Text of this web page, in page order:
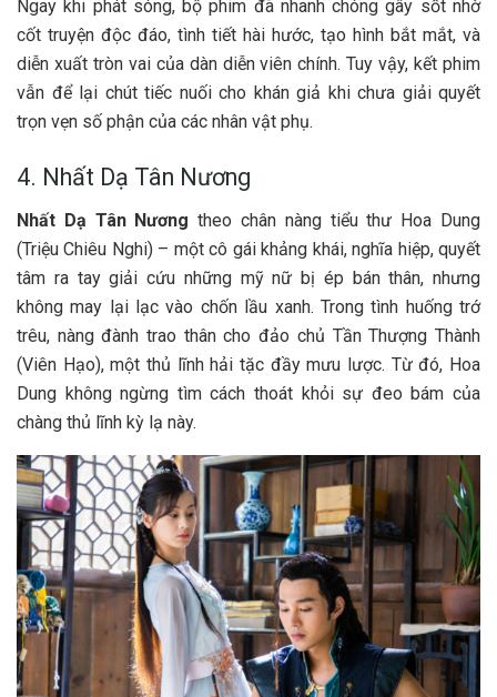
Ngay khi phát sóng, bộ phim đã nhanh chóng gây sốt nhờ
cốt truyện độc đáo, tình tiết hài hước, tạo hình bắt mắt, và
diễn xuất tròn vai của dàn diễn viên chính. Tuy vậy, kết phim
vẫn để lại chút tiếc nuối cho khán giả khi chưa giải quyết
trọn vẹn số phận của các nhân vật phụ.
4. Nhất Dạ Tân Nương
Nhất Dạ Tân Nương theo chân nàng tiểu thư Hoa Dung
(Triệu Chiêu Nghi) – một cô gái khảng khái, nghĩa hiệp, quyết
tâm ra tay giải cứu những mỹ nữ bị ép bán thân, nhưng
không may lại lạc vào chốn lầu xanh. Trong tình huống trớ
trêu, nàng đành trao thân cho đảo chủ Tần Thượng Thành
(Viên Hạo), một thủ lĩnh hải tặc đầy mưu lược. Từ đó, Hoa
Dung không ngừng tìm cách thoát khỏi sự đeo bám của
chàng thủ lĩnh kỳ lạ này.